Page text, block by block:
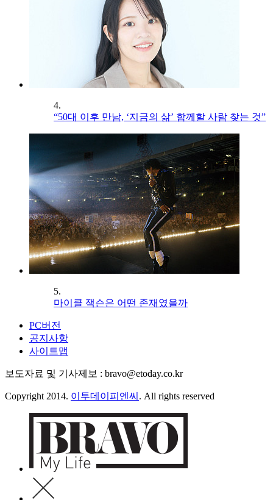
4.
“50대 이후 만남, ‘지금의 삶’ 함께할 사람 찾는 것”
5.
마이클 잭슨은 어떤 존재였을까
PC버전
공지사항
사이트맵
보도자료 및 기사제보 : bravo@etoday.co.kr
Copyright 2014. 이투데이피엔씨 . All rights reserved